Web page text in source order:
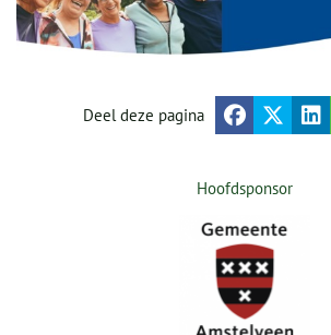
Deel deze pagina
Hoofdsponsor